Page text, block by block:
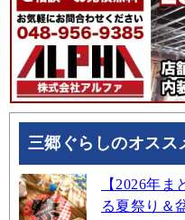
三郷ぐらしのオスス
【2026年
る夏祭り＆